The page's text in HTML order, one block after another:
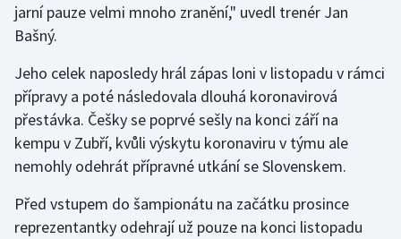
Házená
Judo
Krasobruslení
Lyže a snowboard
jarní pauze velmi mnoho zranění," uvedl trenér Jan
Bašný.
Jeho celek naposledy hrál zápas loni v listopadu v rámci
přípravy a poté následovala dlouhá koronavirová
přestávka. Češky se poprvé sešly na konci září na
kempu v Zubří, kvůli výskytu koronaviru v týmu ale
nemohly odehrát přípravné utkání se Slovenskem.
Před vstupem do šampionátu na začátku prosince
reprezentantky odehrají už pouze na konci listopadu